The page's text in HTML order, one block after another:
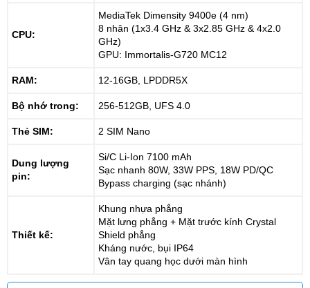
CPU:
MediaTek Dimensity 9400e (4 nm)
8 nhân (1x3.4 GHz & 3x2.85 GHz & 4x2.0
GHz)
GPU: Immortalis-G720 MC12
RAM: 12-16GB, LPDDR5X
Bộ nhớ trong: 256-512GB, UFS 4.0
Thẻ SIM: 2 SIM Nano
Dung lượng
pin:
Si/C Li-Ion 7100 mAh
Sạc nhanh 80W, 33W PPS, 18W PD/QC
Bypass charging (sạc nhánh)
Thiết kế:
Khung nhựa phẳng
Mặt lưng phẳng + Mặt trước kính Crystal
Shield phẳng
Kháng nước, bụi IP64
Vân tay quang học dưới màn hình